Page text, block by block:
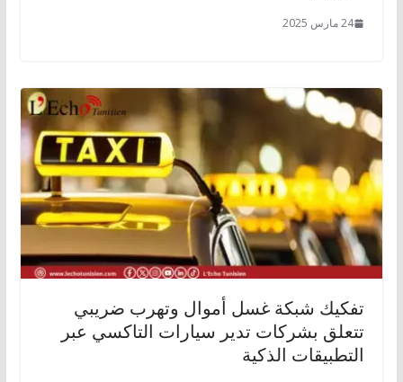
24 مارس 2025
تفكيك شبكة غسل أموال وتهرب ضريبي
تتعلق بشركات تدير سيارات التاكسي عبر
التطبيقات الذكية